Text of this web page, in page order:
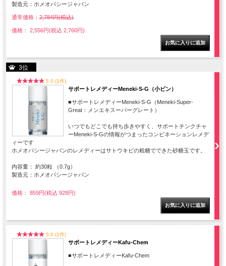
製造元：ホメオパシージャパン
通常価格： 2,784円(税込)
価格： 2,556円(税込 2,760円)
3位
5.0 (1件)
サポートレメディーMeneki-S-G（小ビン）
■サポートレメディーMeneki-S-G（Meneki-Super-
Great：メンエキスーパーグレート）
いつでもどこでも持ち歩きやすく、サポートチンクチャ
ーMeneki-S-Gの情報がつまったコンビネーションレメデ
ィーです
ホメオパシージャパンのレメディーはサトウキビの粗糖でできた砂糖玉です。
内容量： 約30粒 （0.7g）
製造元：ホメオパシージャパン
価格： 859円(税込 928円)
5.0 (1件)
サポートレメディーKafu-Chem
■サポートレメディーKafu-Chem